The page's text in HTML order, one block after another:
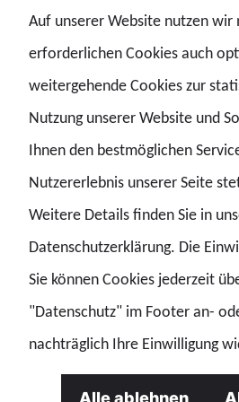
Themen. Die Mitglieder des
Wissenschaft, Medien, Wirtschaft,
Zivilgesellschaft. Die
unterschiedliche Perspektiven der
zusammenbringen.
Dem neu gewählten Gremium
Bundesvorsitzenden unter
verteidigungspolitische Sprecher
Thomas Erndl, Prof. Dr. Carlo
Internationale Politik an der
Auf unserer Website nutzen wir
erforderlichen Cookies auch
weitergehende Cookies zur
Nutzung unserer Website und
Ihnen den bestmöglichen
Nutzererlebnis unserer Seite
Weitere Details finden Sie in
Datenschutzerklärung. Die
Sie können Cookies jederzeit
"Datenschutz" im Footer an-
nachträglich Ihre Einwilligung
Alle ablehnen